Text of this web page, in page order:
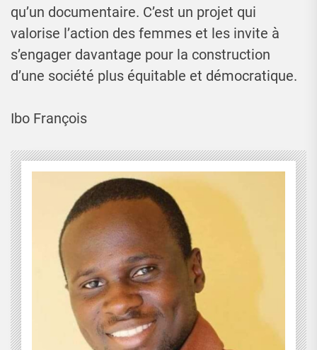
qu’un documentaire. C’est un projet qui
valorise l’action des femmes et les invite à
s’engager davantage pour la construction
d’une société plus équitable et démocratique.
Ibo François